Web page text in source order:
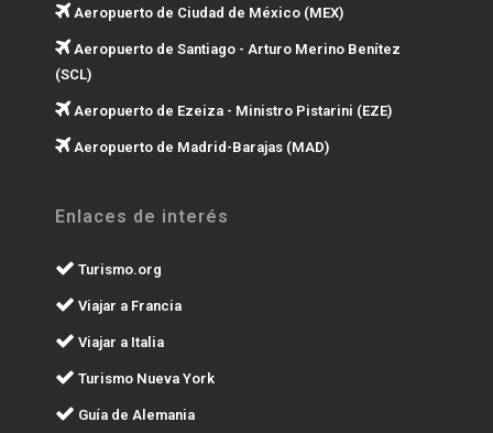
Aeropuerto de Ciudad de México (MEX)
Aeropuerto de Santiago - Arturo Merino Benítez
(SCL)
Aeropuerto de Ezeiza - Ministro Pistarini (EZE)
Aeropuerto de Madrid-Barajas (MAD)
Enlaces de interés
Turismo.org
Viajar a Francia
Viajar a Italia
Turismo Nueva York
Guía de Alemania